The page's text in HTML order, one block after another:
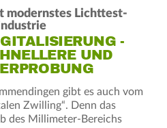
modernstes Lichttest-
-
UND
gibt es auch vom
Zwilling“. Denn das
des Millimeter-Bereichs